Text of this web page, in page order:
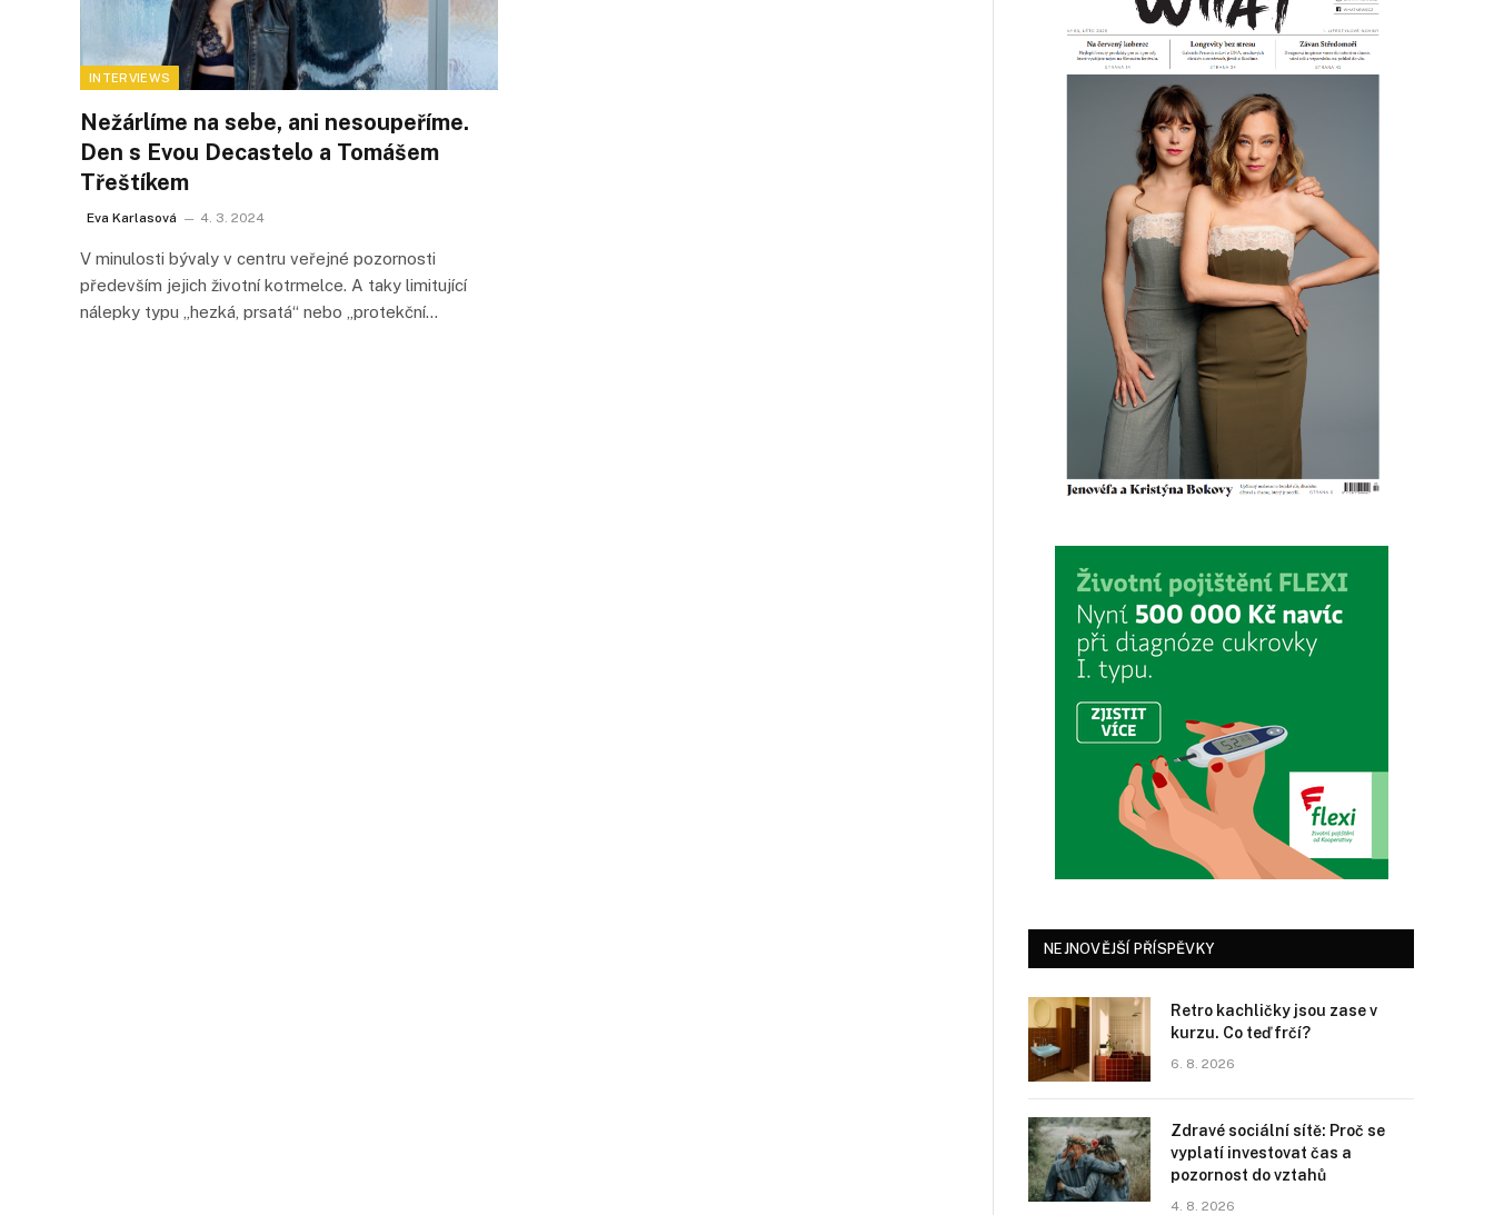
INTERVIEWS
Nežárlíme na sebe, ani nesoupeříme.
Den s Evou Decastelo a Tomášem
Třeštíkem
Eva Karlasová 4. 3. 2024
V minulosti bývaly v centru veřejné pozornosti
především jejich životní kotrmelce. A taky limitující
nálepky typu „hezká, prsatá“ nebo „protekční…
NEJNOVĚJŠÍ PŘÍSPĚVKY
Retro kachličky jsou zase v
kurzu. Co teď frčí?
6. 8. 2026
Zdravé sociální sítě: Proč se
vyplatí investovat čas a
pozornost do vztahů
4. 8. 2026